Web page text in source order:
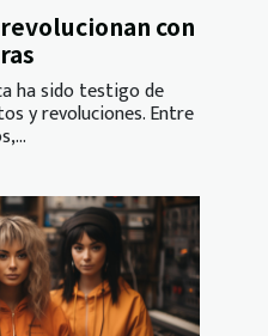
con
ha sido testigo de
y revoluciones. Entre